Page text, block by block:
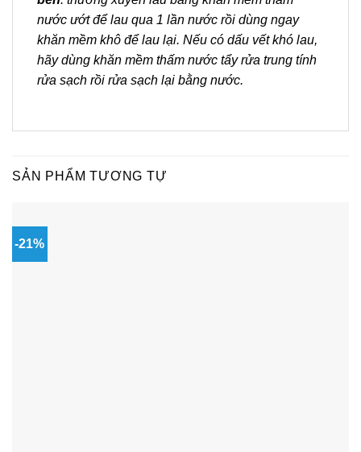
nước ướt để lau qua 1 lần nước rồi dùng ngay
khăn mềm khô để lau lại. Nếu có dấu vết khó lau,
hãy dùng khăn mềm thấm nước tẩy rửa trung tính
rửa sạch rồi rửa sạch lại bằng nước.
SẢN PHẨM TƯƠNG TỰ
-21%